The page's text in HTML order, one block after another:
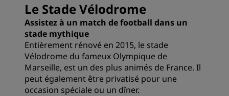
Le Stade Vélodrome
Assistez à un match de football dans un
stade mythique
Entièrement rénové en 2015, le stade
Vélodrome du fameux Olympique de
Marseille, est un des plus animés de France. Il
peut également être privatisé pour une
occasion spéciale ou un dîner.